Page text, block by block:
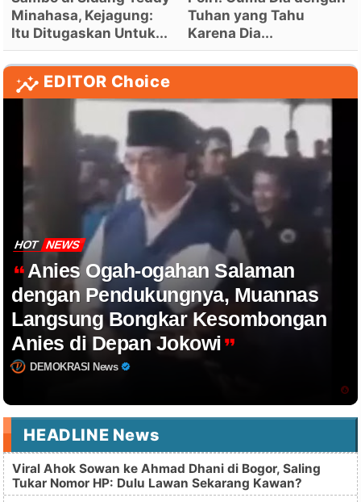
Minahasa, Kejagung:
Itu Ditugaskan Untuk...
Tuhan yang Tahu
Karena Dia...
EDITOR Choice
HOT NEWS
Anies Ogah-ogahan Salaman
dengan Pendukungnya, Muannas
Langsung Bongkar Kesombongan
Anies di Depan Jokowi
DEMOKRASI News
HEADLINE News
Viral Ahok Sowan ke Ahmad Dhani di Bogor, Saling
Tukar Nomor HP: Dulu Lawan Sekarang Kawan?